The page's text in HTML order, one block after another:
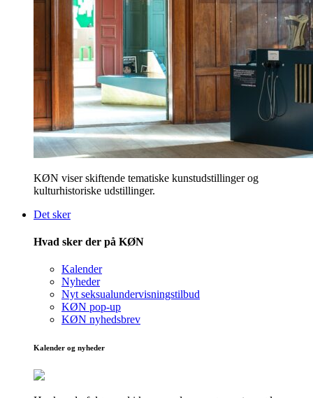
KØN viser skiftende tematiske kunstudstillinger og
kulturhistoriske udstillinger.
Det sker
Hvad sker der på KØN
Kalender
Nyheder
Nyt seksualundervisningstilbud
KØN pop-up
KØN nyhedsbrev
Kalender og nyheder